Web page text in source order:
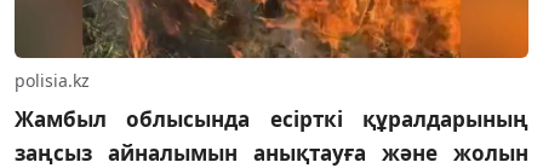
polisia.kz
Жамбыл облысында есірткі құралдарының
заңсыз айналымын анықтауға және жолын